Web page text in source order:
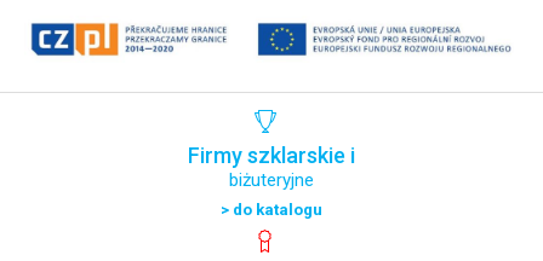
Firmyszklarskie i
biżuteryjne
> do katalogu